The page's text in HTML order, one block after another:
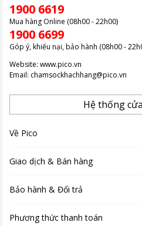
1900 6619
Mua hàng Online (08h00 - 22h00)
1900 6699
Góp ý, khiếu nại, bảo hành (08h00 -
Website: www.pico.vn
Email: chamsockhachhang@pico.vn
Hệ thống
Về Pico
Giao dịch & Bán hàng
Bảo hành & Đổi trả
Phương thức thanh toán